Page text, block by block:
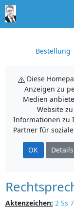
Bestellung
Diese
Anzeigen zu
Medien
Website
Informationen zu
Partner für
OK
Aktenzeichen: 2 Ss